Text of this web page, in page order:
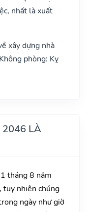
nhất là xuất
xây dựng nhà
phòng: Kỵ
2046 LÀ
tháng 8 năm
tuy nhiên chúng
ngày như giờ